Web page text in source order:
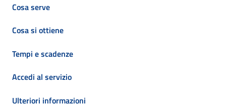
Cosa serve
Cosa si ottiene
Tempi e scadenze
Accedi al servizio
Ulteriori informazioni